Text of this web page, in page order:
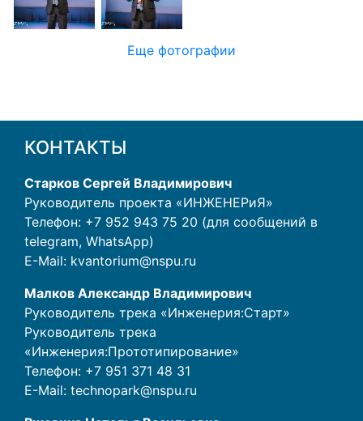
Еще фотографии
КОНТАКТЫ
Старков Сергей Владимирович
Руководитель проекта «ИНЖЕНЕРиЯ»
Телефон: +7 952 943 75 20 (для сообщений в
telegram, WhatsApp)
E-Mail: kvantorium@nspu.ru
Малков Александр Владимирович
Руководитель трека «Инженерия:Старт»
Руководитель трека
«Инженерия:Прототипирование»
Телефон: +7 951 371 48 31
E-Mail: technopark@nspu.ru